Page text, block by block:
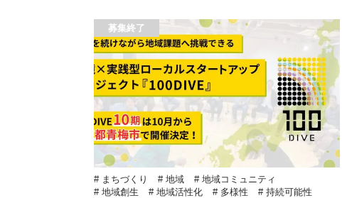
募集終了
# まちづくり # 地域
# 地域コミュニティ
# 地域創生
# 地域活性化 # 多様性
# 持続可能性